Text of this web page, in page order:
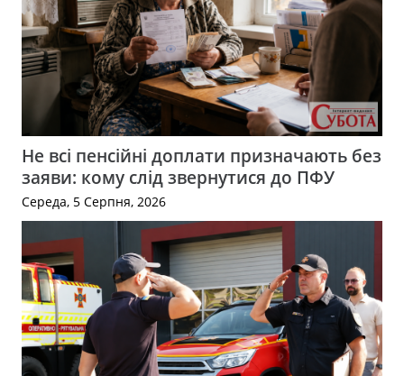
Не всі пенсійні доплати призначають без
заяви: кому слід звернутися до ПФУ
Середа, 5 Серпня, 2026